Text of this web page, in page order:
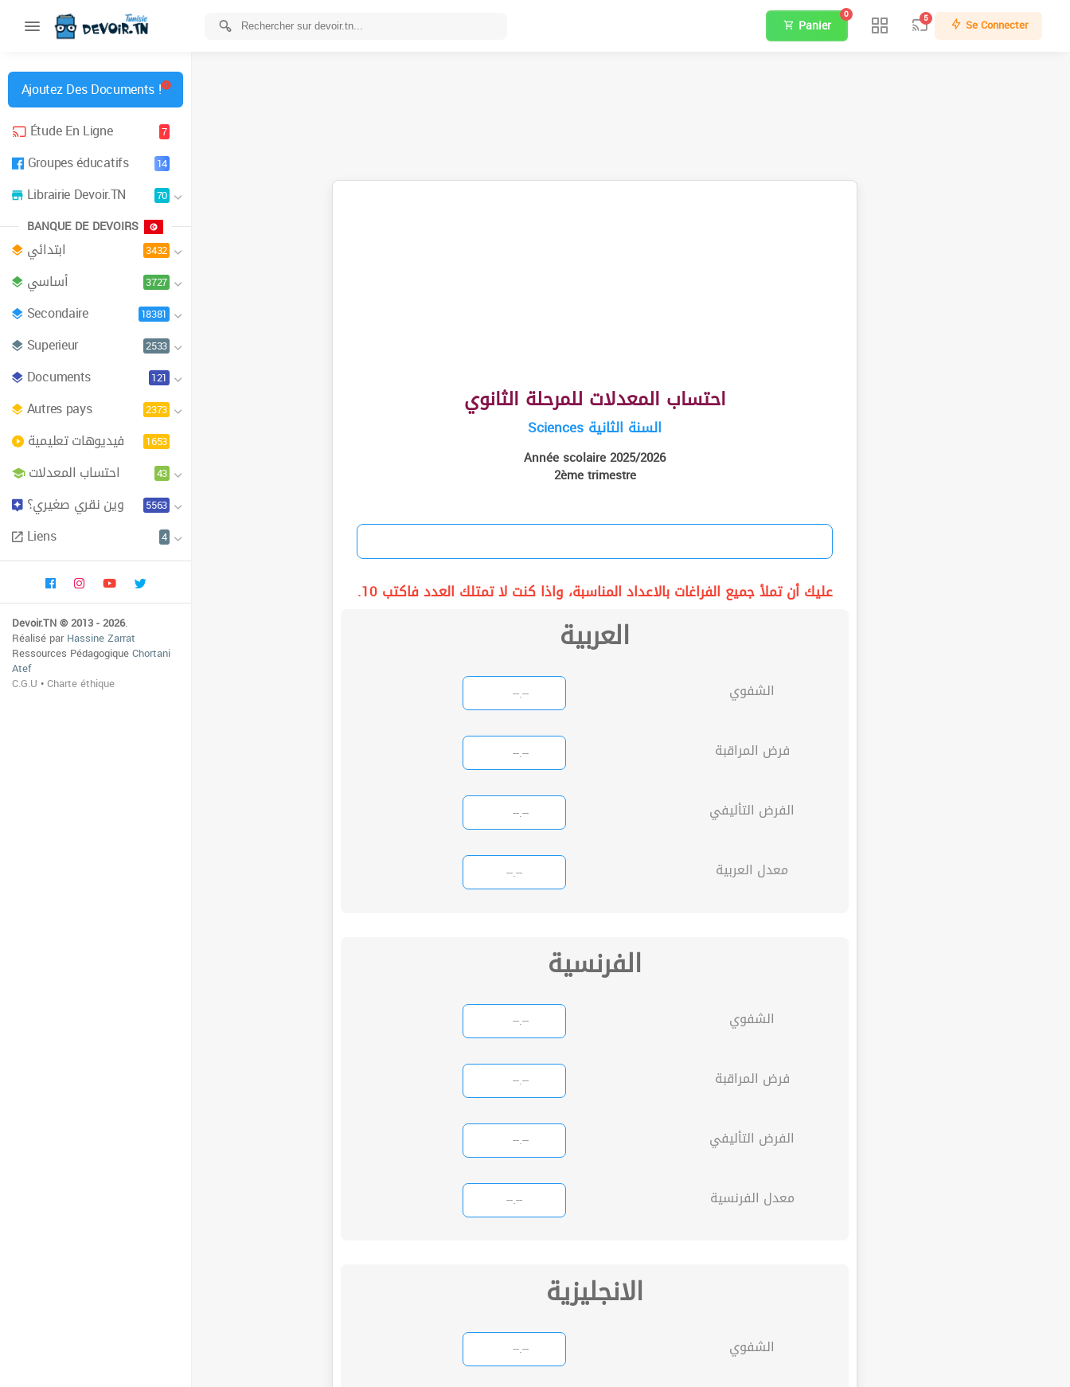
Ajoutez Des Documents !
Étude En Ligne
7
Groupes éducatifs 14
Librairie Devoir.TN 70
BANQUE DE DEVOIRS
ابتدائي 3432
أساسي 3727
Secondaire 18381
Superieur 2533
Documents 121
Autres pays 2373
فيديوهات تعليمية 1653
احتساب المعدلات 43
وين نقري صغيري؟ 5563
Liens 4
Devoir.TN © 2013 - 2026.
Réalisé parHassine Zarrat
Ressources PédagogiqueChortani
Atef
C.G.U •Charte éthique
Panier
0 5 Se Connecter
احتساب المعدلات للمرحلة الثانوي
السنة الثانية Sciences
Année scolaire 2025/2026
2ème trimestre
عليك أن تملأ جميع الفراغات بالاعداد المناسبة، واذا كنت لا تمتلك العدد فاكتب 10.
العربية
الشفوي
فرض المراقبة
الفرض التأليفي
معدل العربية
الفرنسية
الشفوي
فرض المراقبة
الفرض التأليفي
معدل الفرنسية
الانجليزية
الشفوي